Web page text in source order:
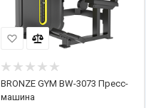
BRONZE GYM BW-3073 Пресс-
машина